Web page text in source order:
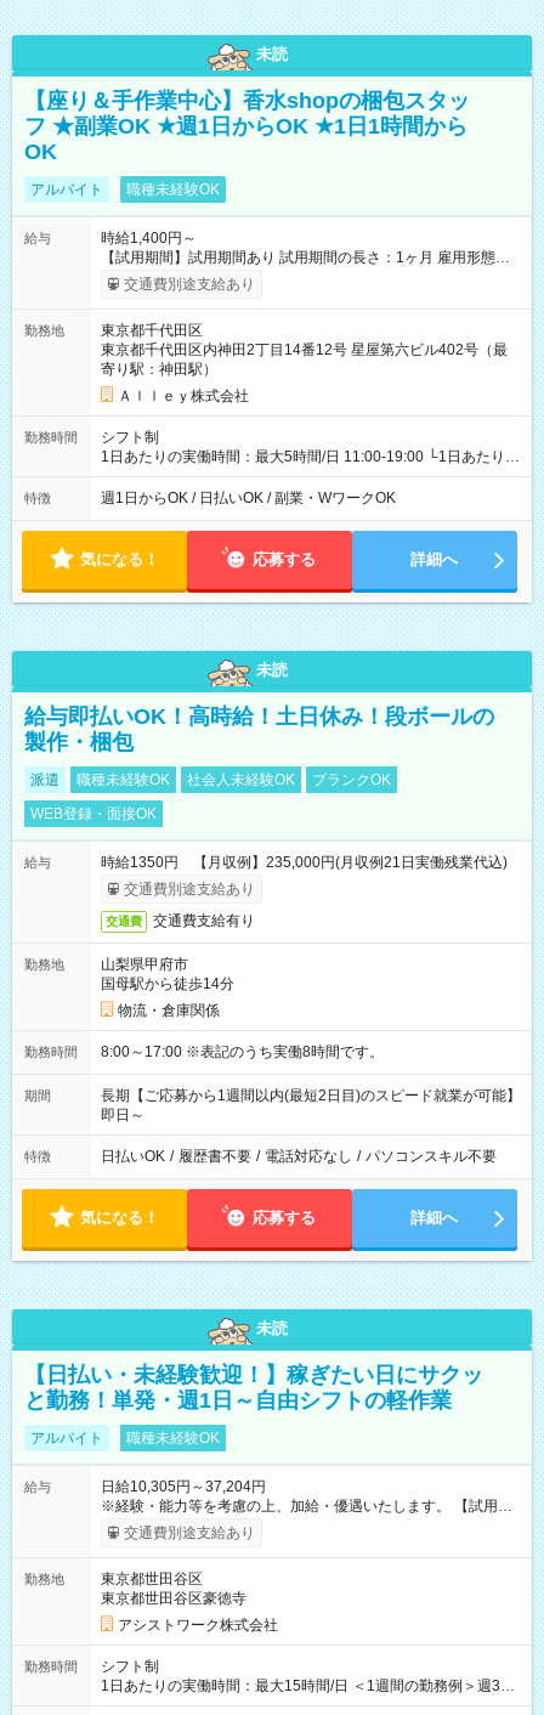
未読
【座り＆手作業中心】香水shopの梱包スタッ
フ ★副業OK ★週1日からOK ★1日1時間から
OK
アルバイト 職種未経験OK
給与
時給1,400円～
【試用期間】試用期間あり 試用期間の長さ：1ヶ月 雇用形態、
給与は本採用時と同じです。
交通費別途支給あり
勤務地
東京都千代田区
東京都千代田区内神田2丁目14番12号 星屋第六ビル402号（最
寄り駅：神田駅）
Ａｌｌｅｙ株式会社
勤務時間
シフト制
1日あたりの実働時間：最大5時間/日 11:00-19:00 └1日あたりの
実働時間：1-5時間 └上記の時間帯内であれば、いつでも勤務可
能！ └平日・土曜日の中で、お好きな曜日でご勤務いただけま
18:00 などのように、自由な働き方が可能なお仕事です！
特徴 週1日からOK / 日払いOK / 副業・WワークOK
気になる！ 応募する 詳細へ
未読
給与即払いOK！高時給！土日休み！段ボールの
製作・梱包
派遣 職種未経験OK 社会人未経験OK
ブランクOK
WEB登録・面接OK
給与
時給1350円 【月収例】235,000円(月収例21日実働残業代込)
交通費別途支給あり
交通費 交通費支給有り
勤務地
山梨県甲府市
国母駅から徒歩14分
物流・倉庫関係
勤務時間 8:00～17:00 ※表記のうち実働8時間です。
期間
長期【ご応募から1週間以内(最短2日目)のスピード就業が可能】
即日～
特徴 日払いOK / 履歴書不要 / 電話対応なし / パソコンスキル不要
気になる！ 応募する 詳細へ
未読
【日払い・未経験歓迎！】稼ぎたい日にサクッ
と勤務！単発・週1日～自由シフトの軽作業
アルバイト 職種未経験OK
給与
日給10,305円～37,204円
※経験・能力等を考慮の上、加給・優遇いたします。 【試用期
間】試用期間なし
交通費別途支給あり
勤務地
東京都世田谷区
東京都世田谷区豪徳寺
アシストワーク株式会社
勤務時間
シフト制
1日あたりの実働時間：最大15時間/日 ＜1週間の勤務例＞週3回
勤務 勤務：月・水・金 休み：火・木・土・日 好きな時にお仕事